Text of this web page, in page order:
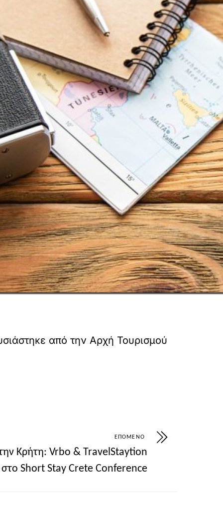
από την Αρχή Τουρισμού
ΕΠΌΜΕΝΟ
Κρήτη: Vrbo & TravelStaytion
στο Short Stay Crete Conference